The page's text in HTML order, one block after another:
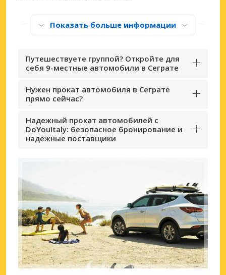
Показать больше информации
Путешествуете группой? Откройте для
себя 9-местные автомобили в Сеграте
Нужен прокат автомобиля в Сеграте
прямо сейчас?
Надежный прокат автомобилей с
DoYouItaly: безопасное бронирование и
надежные поставщики